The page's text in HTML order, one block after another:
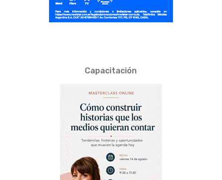
Capacitación